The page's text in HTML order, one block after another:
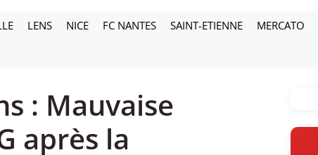
LENS NICE FC NANTES SAINT-ETIENNE MERCATO
: Mauvaise
après la